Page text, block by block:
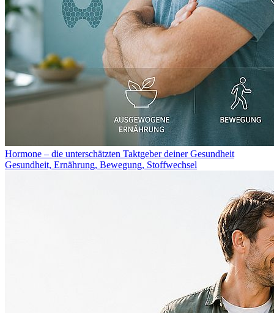
Hormone – die unterschätzten Taktgeber deiner Gesundheit
Gesundheit, Ernährung, Bewegung, Stoffwechsel